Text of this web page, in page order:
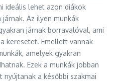
ideális lehet azon diákok
Az ilyen munkák
járnak borravalóval, ami
keresetet. Emellett vannak
amelyek gyakran
Ezek a munkák jobban
a későbbi szakmai